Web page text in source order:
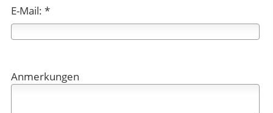
E-Mail: *
Anmerkungen